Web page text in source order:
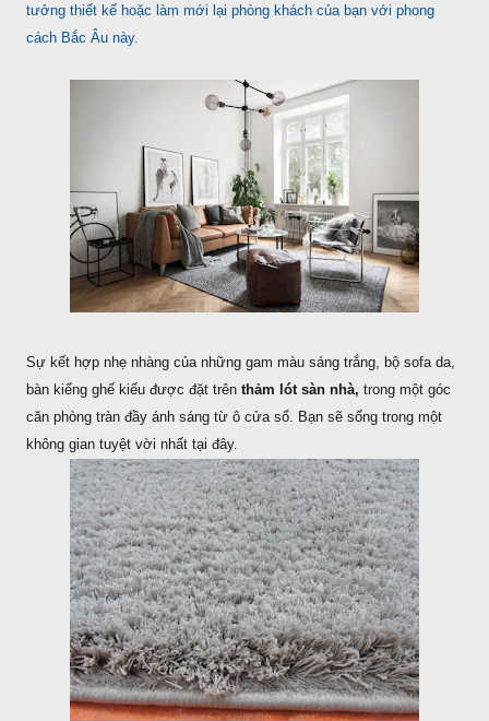
tưởng thiết kế hoặc làm mới lại phòng khách của bạn với phong
cách Bắc Âu này.
Sự kết hợp nhẹ nhàng của những gam màu sáng trắng, bộ sofa da,
bàn kiếng ghế kiểu được đặt trên thảm lót sàn nhà, trong một góc
căn phòng tràn đầy ánh sáng từ ô cửa sổ. Bạn sẽ sống trong một
không gian tuyệt vời nhất tại đây.